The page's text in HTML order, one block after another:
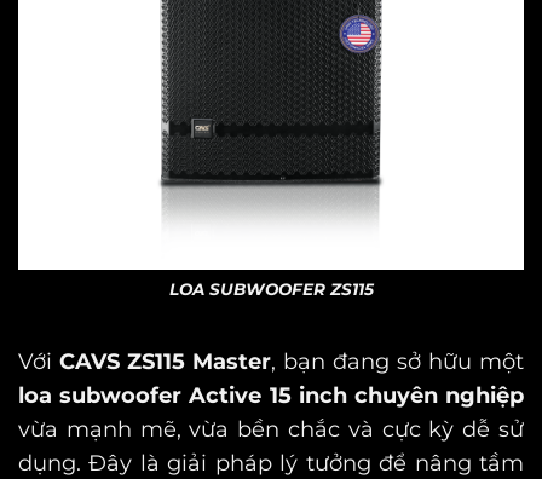
LOA SUBWOOFER ZS115
Với CAVS ZS115 Master, bạn đang sở hữu một
loa subwoofer Active 15 inch chuyên nghiệp
vừa mạnh mẽ, vừa bền chắc và cực kỳ dễ sử
dụng. Đây là giải pháp lý tưởng để nâng tầm